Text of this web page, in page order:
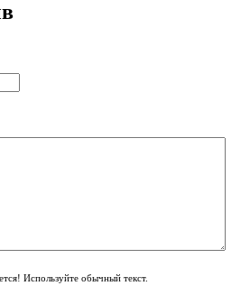
Используйте обычный текст.